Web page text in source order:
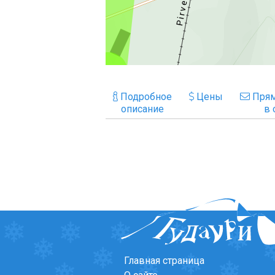
Подробное
описание
Цены
в
Главная страница